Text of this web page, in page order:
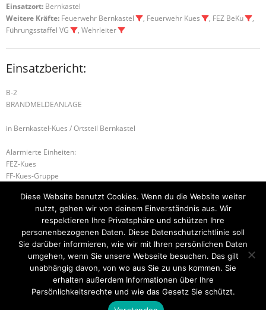
Einsatzort: Bernkastel
Weitere Kräfte: Feuerwehr Bernkastel , Feuerwehr Kues , FEZ BeKu
,
Führungsstaffel VG
, Wehrleiter
Einsatzbericht:
B-2
BRANDMELDEANLAGE
in Bernkastel-Kues / Ortsteil Bernkastel
Alarmierte Einheiten:
FEZ-Kues
FF-Kues-Gruppe
Führungsstaffel-BeKu
H-1 TIERRETTUNG B-2 RAUCHWARNMELDER
Startseite Einsätze Mitglied werden Über uns
Kontakt
Diese Website benutzt Cookies. Wenn du die Website weiter
nutzt, gehen wir von deinem Einverständnis aus. Wir
respektieren Ihre Privatsphäre und schützen Ihre
personenbezogenen Daten. Diese Datenschutzrichtlinie soll
Sie darüber informieren, wie wir mit Ihren persönlichen Daten
umgehen, wenn Sie unsere Webseite besuchen. Das gilt
unabhängig davon, von wo aus Sie zu uns kommen. Sie
erhalten außerdem Informationen über Ihre
Persönlichkeitsrechte und wie das Gesetz Sie schützt.